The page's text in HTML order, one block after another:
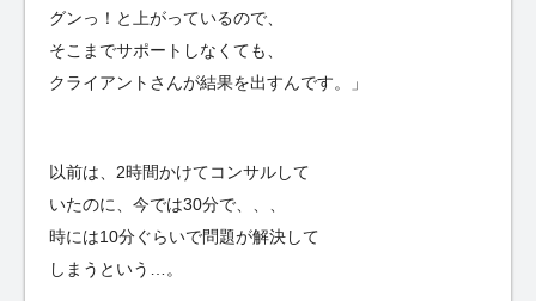
グンっ！と上がっているので、
そこまでサポートしなくても、
クライアントさんが結果を出すんです。」
以前は、2時間かけてコンサルして
いたのに、今では30分で、、、
時には10分ぐらいで問題が解決して
しまうという…。